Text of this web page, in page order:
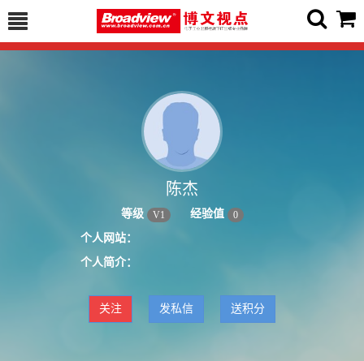
陈杰
等级 V1 经验值 0
个人网站：
个人简介：
关注 发私信 送积分